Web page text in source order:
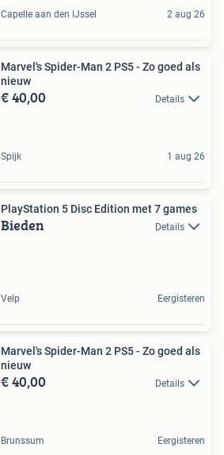
Capelle aan den IJssel 2 aug 26
Marvel's Spider-Man 2 PS5 - Zo goed als
nieuw
€ 40,00 Details
Spijk 1 aug 26
PlayStation 5 Disc Edition met 7 games
Bieden Details
Velp Eergisteren
Marvel's Spider-Man 2 PS5 - Zo goed als
nieuw
€ 40,00 Details
Brunssum Eergisteren